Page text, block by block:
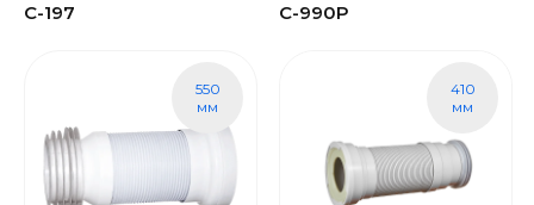
С-197 С-990Р
550
мм
410
мм